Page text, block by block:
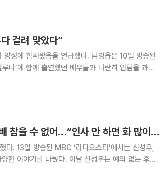
걸려 맞았다”
음을 언급했다. 남경읍은 10일 방송된
나’에 함께 출연했던 배우들과 나란히 입담을 과시
려졌
‘라디오스타’ 신성우, 예의 없는 후배 참을 수 없어…“인사 안 하면 화 많이 냈다”
신성우,
. 이날 신성우는 예의 없는 후배